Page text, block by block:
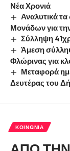
Νέα Χρονιά
Αναλυτικά
Μονάδων για
Σύλληψη
Άμεση
Φλώρινας για
Μεταφορά
Δευτέρας του
ΚΟΙΝΩΝΊΑ